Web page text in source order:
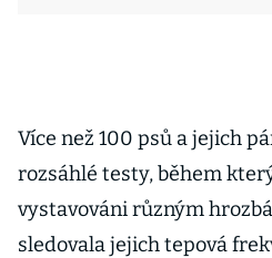
Více než 100 psů a jejich
rozsáhlé testy, během
vystavováni různým
sledovala jejich tepová